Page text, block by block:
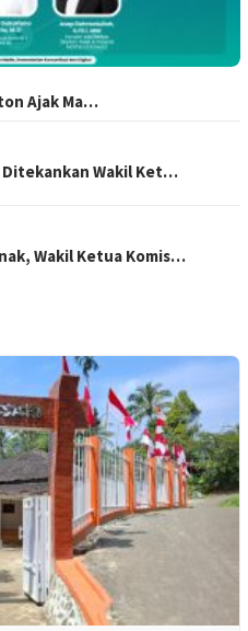
Ajak Ma…
Ditekankan Wakil Ket…
Wakil Ketua Komis…